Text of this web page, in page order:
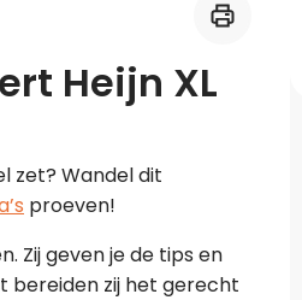
Heijn XL
zet? Wandel dit
proeven!
Zij geven je de tips en
bereiden zij het gerecht